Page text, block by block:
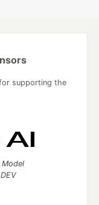
supporting the